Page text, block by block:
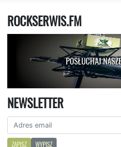
ROCKSERWIS.FM
POSŁUCHAJ
NEWSLETTER
ZAPISZ WYPISZ